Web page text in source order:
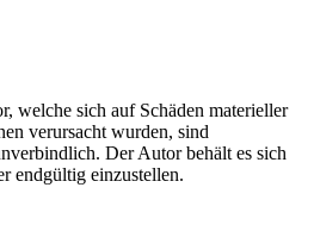
welche sich auf Schäden materieller
verursacht wurden, sind
Der Autor behält es sich
endgültig einzustellen.